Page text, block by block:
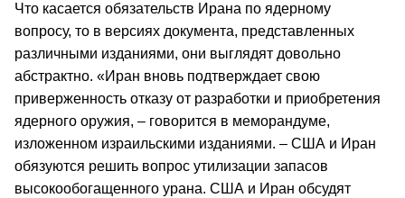
Что касается обязательств Ирана по ядерному
вопросу, то в версиях документа, представленных
различными изданиями, они выглядят довольно
абстрактно. «Иран вновь подтверждает свою
приверженность отказу от разработки и приобретения
ядерного оружия, – говорится в меморандуме,
изложенном израильскими изданиями. – США и Иран
обязуются решить вопрос утилизации запасов
высокообогащенного урана. США и Иран обсудят